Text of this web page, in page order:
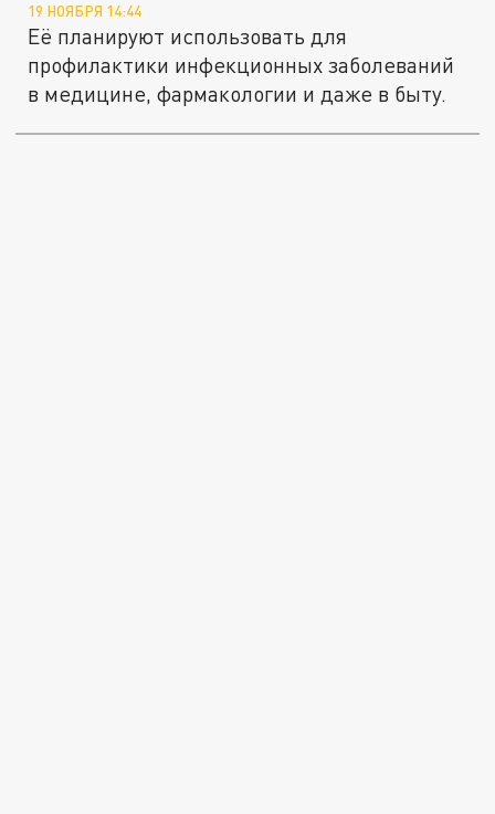
19 НОЯБРЯ 14:44
Её планируют использовать для
профилактики инфекционных заболеваний
в медицине, фармакологии и даже в быту.